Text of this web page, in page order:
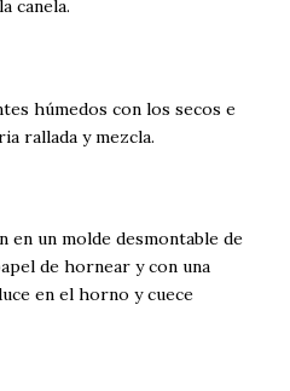
canela.
húmedos con los secos e
rallada y mezcla.
en un molde desmontable de
de hornear y con una
en el horno y cuece